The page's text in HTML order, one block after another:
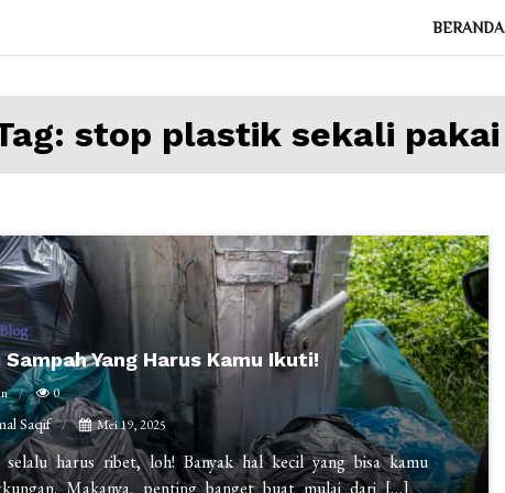
BERANDA
stop plastik sekali pakai
Blog
Yang Harus Kamu Ikuti!
0
Saqif Mei 19, 2025
harus ribet, loh! Banyak hal kecil yang bisa kamu
Makanya, penting banget buat mulai dari […]